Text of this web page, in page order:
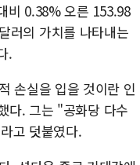
비 0.38% 오른 153.98
러의 가치를 나타내는
.
손실을 입을 것이란 인
다. 그는 "공화당 다수
고 덧붙였다.